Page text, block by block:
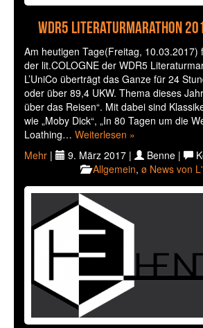
WDR5 Literaturmarathon
Am heutigen Tage(Freitag, 10.03.2017)
der lit.COLOGNE der WDR5
L’UniCo überträgt das Ganze für 24
oder über 89,4 UKW. Thema dieses
über das Reisen“. Mit dabei sind
wie „Moby Dick“, „In 80 Tagen um die
Loathing… Weiterlesen »
Mehr | 9. März 2017 | Benne |
Allgemein, ø News von